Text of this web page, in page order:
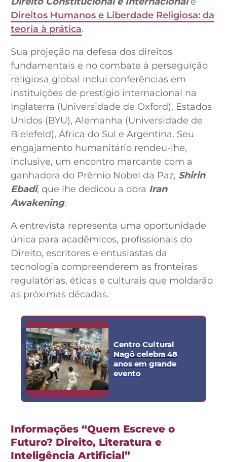
Direitos Humanos e Liberdade Religiosa: da
teoria à prática.
Sua projeção na defesa dos direitos
fundamentais e no combate à perseguição
religiosa global inclui conferências em
instituições de prestígio internacional na
Inglaterra (Universidade de Oxford), Estados
Unidos (BYU), Alemanha (Universidade de
Bielefeld), África do Sul e Argentina. Seu
engajamento humanitário rendeu-lhe,
inclusive, um encontro marcante com a
ganhadora do Prêmio Nobel da Paz, Shirin
Ebadi, que lhe dedicou a obra Iran
Awakening.
A entrevista representa uma oportunidade
única para acadêmicos, profissionais do
Direito, escritores e entusiastas da
tecnologia compreenderem as fronteiras
regulatórias, éticas e culturais que moldarão
as próximas décadas.
Centro Cultural
Nagô celebra 48
anos em grande
evento
Informações “Quem Escreve o
Futuro? Direito, Literatura e
Inteligência Artificial”